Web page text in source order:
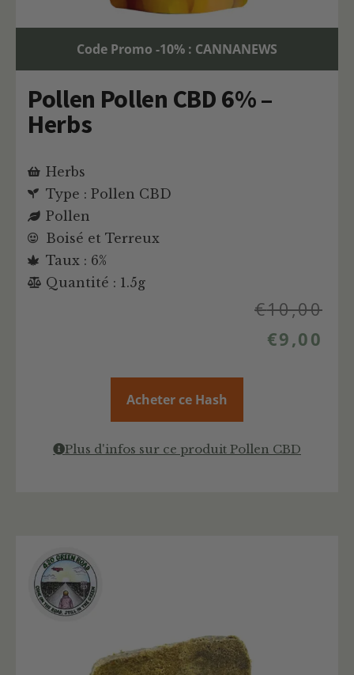
Code Promo -10% : CANNANEWS
Pollen Pollen CBD 6% –
Herbs
Herbs
Type : Pollen CBD
Pollen
Boisé et Terreux
Taux : 6%
Quantité : 1.5g
€10,00
€9,00
Acheter ce Hash
Plus d'infos sur ce produit Pollen CBD